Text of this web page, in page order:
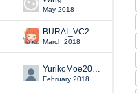
May 2018
March 2018
February 2018